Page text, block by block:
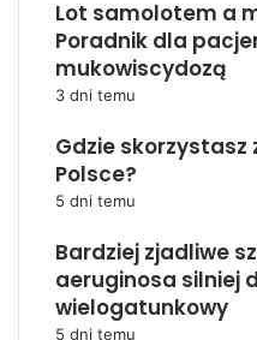
Lot samolotem a
Poradnik dla
mukowiscydozą
3 dni temu
Gdzie skorzystasz
Polsce?
5 dni temu
Bardziej zjadliwe
aeruginosa silniej
wielogatunkowy
5 dni temu